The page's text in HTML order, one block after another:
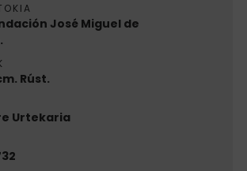
José Miguel de
Rúst.
Urtekaria